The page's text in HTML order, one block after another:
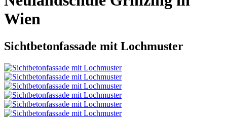
Wien
Sichtbetonfassade mit Lochmuster